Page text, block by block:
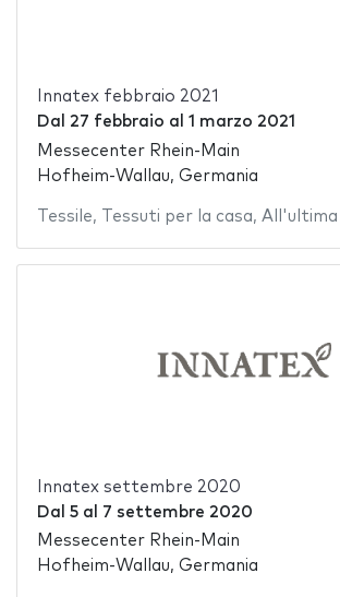
Innatex febbraio 2021
Dal 27 febbraio al 1 marzo 2021
Messecenter Rhein-Main
Hofheim-Wallau, Germania
Tessile, Tessuti per la casa, All'ultima
Innatex settembre 2020
Dal 5al 7 settembre 2020
Messecenter Rhein-Main
Hofheim-Wallau, Germania